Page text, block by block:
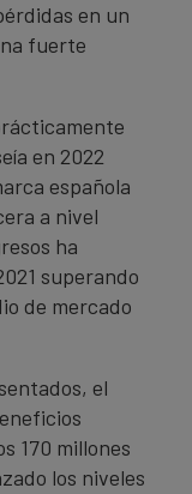
en un
fuerte
en 2022
española
a nivel
ha
superando
de mercado
el
170 millones
los niveles